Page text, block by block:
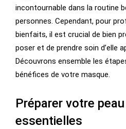
incontournable dans la routine
personnes. Cependant, pour
bienfaits, il est crucial de bien
poser et de prendre soin d’elle
Découvrons ensemble les
bénéfices de votre masque.
Préparer votre
essentielles